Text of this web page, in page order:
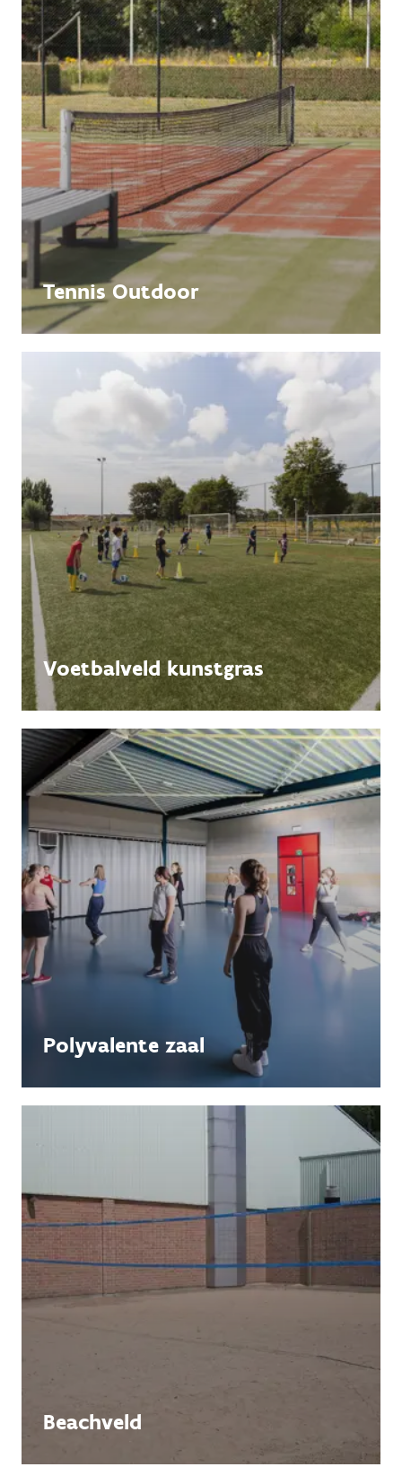
Tennis Outdoor
Voetbalveld kunstgras
Polyvalente zaal
Beachveld